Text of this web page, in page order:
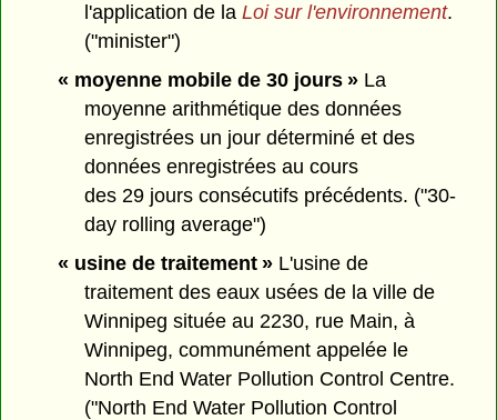
l'application de laLoi sur l'environnement.
("minister")
« moyenne mobile de 30 jours »La
moyenne arithmétique des données
enregistrées un jour déterminé et des
données enregistrées au cours
des 29 jours consécutifs précédents. ("30-
day rolling average")
« usine de traitement »L'usine de
traitement des eaux usées de la ville de
Winnipeg située au 2230, rue Main, à
Winnipeg, communément appelée le
North End Water Pollution Control Centre.
("North End Water Pollution Control